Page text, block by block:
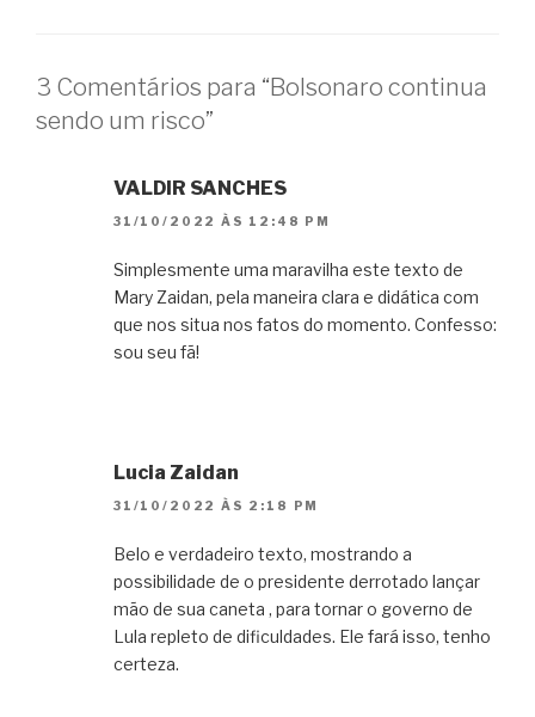
3 Comentários para “Bolsonaro continua
sendo um risco”
VALDIR SANCHES
31/10/2022 ÀS 12:48 PM
Simplesmente uma maravilha este texto de
Mary Zaidan, pela maneira clara e didática com
que nos situa nos fatos do momento. Confesso:
sou seu fã!
Lucia Zaidan
31/10/2022 ÀS 2:18 PM
Belo e verdadeiro texto, mostrando a
possibilidade de o presidente derrotado lançar
mão de sua caneta , para tornar o governo de
Lula repleto de dificuldades. Ele fará isso, tenho
certeza.